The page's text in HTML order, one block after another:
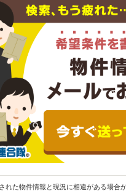
れた物件情報と現況に相違がある場合